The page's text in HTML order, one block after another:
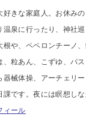
きな家庭人。お休み
泉に行ったり、神社巡
や、ペペロンチーノ
、粒あん、こずゆ、パ
器械体操、アーチェリ
課です。夜には瞑想し
ィール